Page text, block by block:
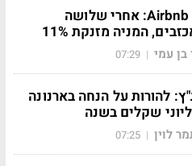
המהפך של Airbnb: אחרי שלושה
המניה מזנקת 11%
בן עמי |
07:29
להורות על הנחה בארנונה
שקלים בשנה
לוין |
07:25